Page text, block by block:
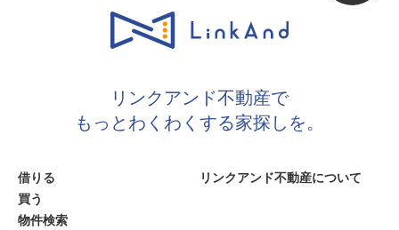
リンクアンド不動産で
もっとわくわくする家探しを。
借りる
買う
物件検索
リンクアンド不動産について